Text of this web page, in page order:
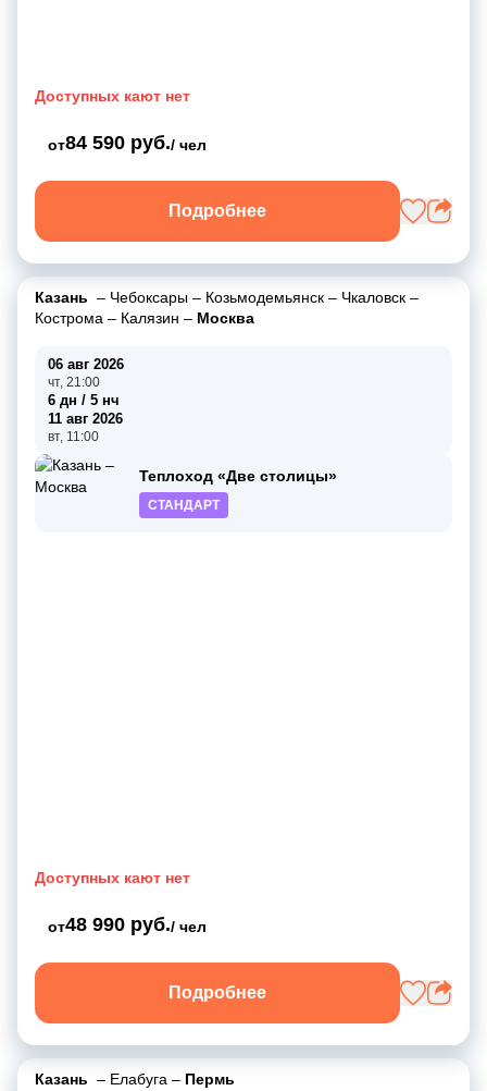
Доступных кают нет
от84 590 руб./ чел
Подробнее
Казань – Чебоксары – Козьмодемьянск – Чкаловск –
Кострома – Калязин – Москва
06 авг 2026
чт, 21:00
6 дн / 5 нч
11 авг 2026
вт, 11:00
Теплоход «Две столицы»
СТАНДАРТ
Доступных кают нет
от48 990 руб./ чел
Подробнее
Казань – Елабуга – Пермь